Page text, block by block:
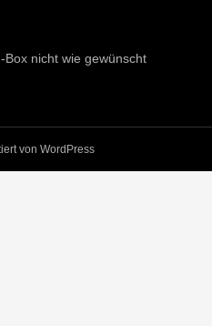
Box nicht wie gewünscht
von WordPress